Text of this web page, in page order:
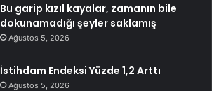
Bu garip kızıl kayalar, zamanın bile
dokunamadığı şeyler saklamış
Ağustos 5, 2026
İstihdam Endeksi Yüzde 1,2 Arttı
Ağustos 5, 2026